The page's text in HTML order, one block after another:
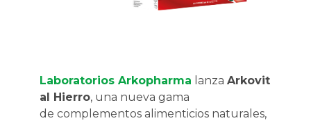
Laboratorios Arkopharma lanza Arkovit
al Hierro, una nueva gama
de complementos alimenticios naturales,